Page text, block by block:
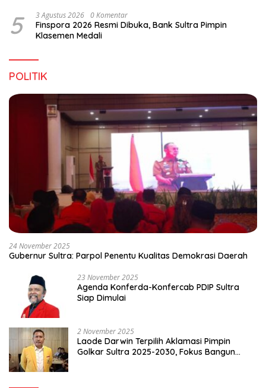
5 3 Agustus 2026 0 Komentar
Finspora 2026 Resmi Dibuka, Bank Sultra Pimpin
Klasemen Medali
POLITIK
24 November 2025
Gubernur Sultra: Parpol Penentu Kualitas Demokrasi Daerah
23 November 2025
Agenda Konferda-Konfercab PDIP Sultra
Siap Dimulai
2 November 2025
Laode Darwin Terpilih Aklamasi Pimpin
Golkar Sultra 2025-2030, Fokus Bangun